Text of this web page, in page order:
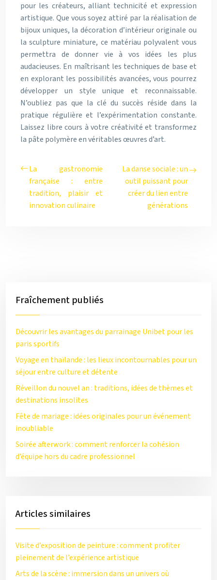
pour les créateurs, alliant technicité et expression
artistique. Que vous soyez attiré par la réalisation de
bijoux uniques, la décoration d’intérieur originale ou
la sculpture miniature, ce matériau polyvalent vous
permettra de donner vie à vos idées les plus
audacieuses. En maîtrisant les techniques de base et
en explorant les possibilités avancées, vous pourrez
développer un style unique et reconnaissable.
N’oubliez pas que la clé du succès réside dans la
pratique régulière et l’expérimentation constante.
Laissez libre cours à votre créativité et transformez
la pâte polymère en véritables œuvres d’art.
La gastronomie
française : entre
tradition, plaisir et
innovation culinaire
La danse sociale : un
outil puissant pour
créer du lien entre
générations
Fraîchement publiés
Découvrir les avantages du parrainage Unibet pour les
paris sportifs
Voyage en thaïlande : les lieux incontournables pour un
séjour entre culture et détente
Réveillon du nouvel an : traditions, idées de thèmes et
destinations insolites
Fête de mariage : idées originales pour un événement
inoubliable
Soirée afterwork : comment renforcer la cohésion
d’équipe hors du cadre professionnel
Articles similaires
Visite d’exposition de peinture : comment profiter
pleinement de l’expérience artistique
Arts de la scène : immersion dans un univers où